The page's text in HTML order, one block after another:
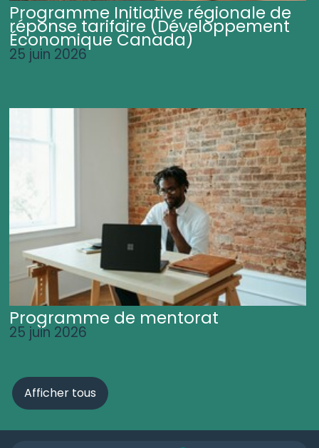
Programme Initiative régionale de
réponse tarifaire (Développement
Économique Canada)
25 juin 2026
Programme de mentorat
25 juin 2026
Afficher tous